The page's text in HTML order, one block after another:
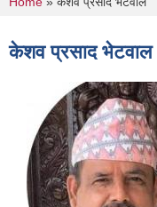
केशव प्रसाद भेटवाल